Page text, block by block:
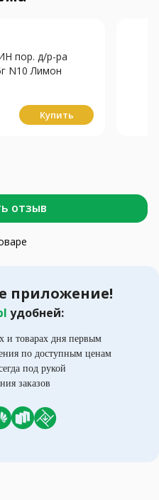
пор. д/р-ра
N10 Лимон
Купить
отзыв
приложение!
удобней:
и товарах дня первым
по доступным ценам
под рукой
заказов